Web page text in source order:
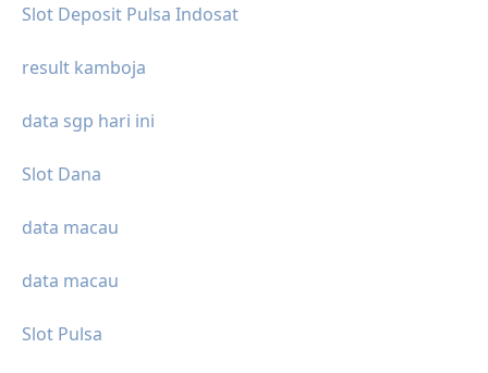
Slot Deposit Pulsa Indosat
result kamboja
data sgp hari ini
Slot Dana
data macau
data macau
Slot Pulsa